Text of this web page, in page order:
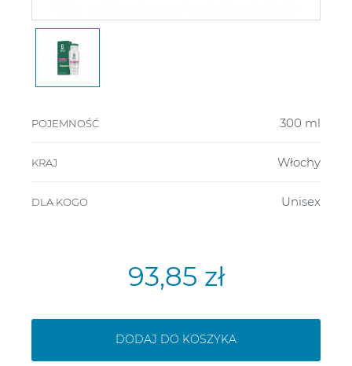
POJEMNOŚĆ 300 ml
KRAJ Włochy
DLA KOGO Unisex
93,85 zł
DODAJ DO KOSZYKA